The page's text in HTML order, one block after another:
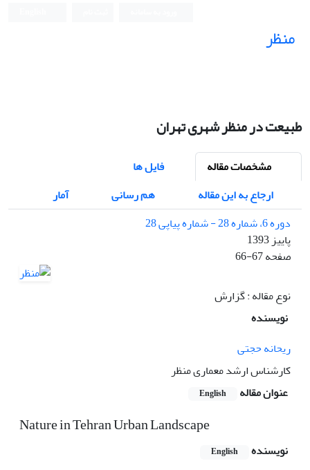
منظر
طبیعت در منظر شهری تهران
مشخصات مقاله
فایل ها
ارجاع به این مقاله
هم رسانی
آمار
دوره 6، شماره 28 - شماره پیاپی 28
پاییز 1393
صفحه66-67
نوع مقاله : گزارش
نویسنده
ریحانه حجتی
کارشناس ارشد معماری منظر
عنوان مقاله
English
Nature in Tehran Urban Landscape
نویسنده English